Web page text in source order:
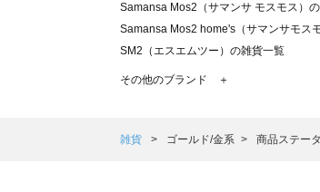
Samansa Mos2（サマンサ モスモス）
Samansa Mos2 home's（サマンサモス
SM2（エスエムツー）の雑貨一覧
TSUHARU by Samansa Mos2（ツハル
Samansa Mos2 Lagom（サマンサモス
その他のブランド ＋
雑貨 ゴールド/金系 商品ステー